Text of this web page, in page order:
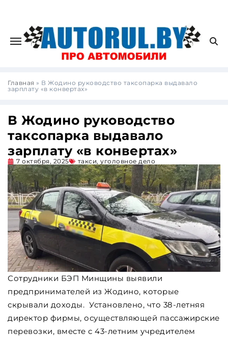
Главная » В Жодино руководство таксопарка выдавало
зарплату «в конвертах»
В Жодино руководство
таксопарка выдавало
зарплату «в конвертах»
7 октября, 2025 такси, уголовное дело
Сотрудники БЭП Минщины выявили
предпринимателей из Жодино, которые
скрывали доходы. Установлено, что 38-летняя
директор фирмы, осуществляющей пассажирские
перевозки, вместе с 43-летним учредителем